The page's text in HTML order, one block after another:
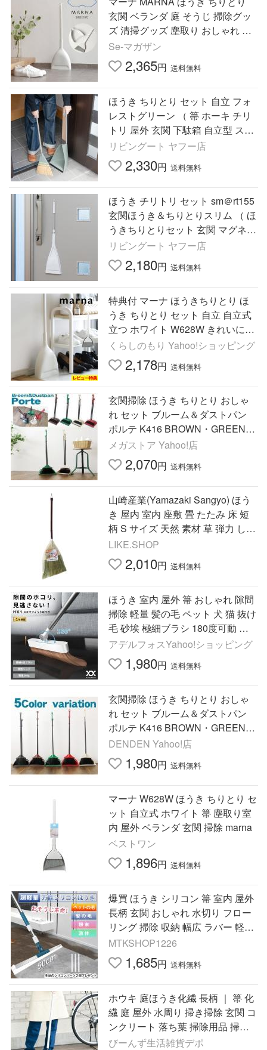
玄関 ベランダ 庭 そうじ 掃除グッ
ズ 清掃グッズ 塵取り おしゃれ 箒
掃除道具 シンプル w628
Se-マガザン
2,365円 送料無料
ほうき ちりとり セット 自立 フォ
レストグリーン （ 箒 ホーキ チリ
トリ 屋外 玄関 下駄箱 自立型 スリ
ム かため 化学繊維 全長85cm 掃き
掃除 ）
リビングート ヤフー店
2,330円 送料無料
ほうき チリトリ セット sm＠rt155
玄関ほうき＆ちりとりスリム （ ほ
うきちりとりセット 玄関 マグネッ
ト 伸縮 長さ 58〜75cm アズマ工業
スマート シリーズ ）
リビングート ヤフー店
2,180円 送料無料
特典付 マーナ ほうきちりとり ほ
うき ちりとり セット 自立 自立式
立つ ホワイト W628W きれいに暮
らす marna
くらしのもり Yahoo!ショッピング
2,178円 送料無料
玄関掃除 ほうき ちりとり おしゃ
れ セット ブルーム＆ダストパン
ポルテ K416 BROWN・GREEN・I
VORY・RED 玄関 掃除 Polte 掃除
道具収納
メガストア Yahoo!店
2,070円 送料無料
山崎産業(Yamazaki Sangyo) ほう
き 屋内 室内 座敷 畳 たたみ 床 短
柄 S サイズ 天然 素材 草 弾力 しな
り 斜め カ
LIKE.SHOP
2,010円 送料無料
ほうき 室内 屋外 箒 おしゃれ 隙間
掃除 軽量 髪の毛 ペット 犬 猫 抜け
毛 砂埃 極細ブラシ 180度可動 薄
型 3cm 長い柄 290g ADELPHOS
HK1
アデルフォスYahoo!ショッピング
1,980円 送料無料
玄関掃除 ほうき ちりとり おしゃ
れ セット ブルーム＆ダストパン
ポルテ K416 BROWN・GREEN・I
VORY・RED 玄関 掃除 Polte 掃除
道具 コンパクト収納
DENDEN Yahoo!店
1,980円 送料無料
マーナ W628W ほうき ちりとり セ
ット 自立式 ホワイト 箒 塵取り室
内 屋外 ベランダ 玄関 掃除 marna
ベストワン
1,896円 送料無料
爆買 ほうき シリコン 箒 室内 屋外
長柄 玄関 おしゃれ 水切り フロー
リング 掃除 収納 幅広 ラバー 軽量
万能ほうき 髪の毛 ペットの毛
MTKSHOP1226
1,685円 送料無料
ホウキ 庭ほうき化繊 長柄 ｜ 箒 化
繊 庭 屋外 水周り 掃き掃除 玄関 コ
ンクリート 落ち葉 掃除用品 掃除
道具
びーんず生活雑貨デポ